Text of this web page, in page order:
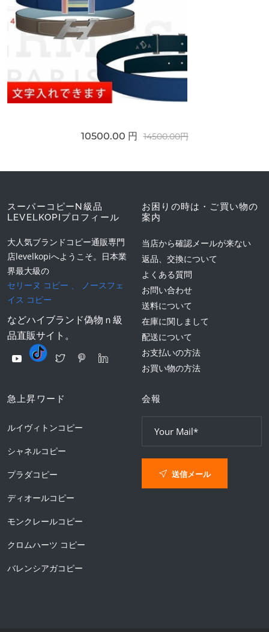
10500.00 円 14500.00円
スーパーコピーN級品
LEVELKOPIプロフィール
大人気ブランドコピー通販専門
店levelkopiへようこそ。日本業
界最大級の
セリーヌ コピー 、
ノースフェ
イス コピー
などハイブランド偽物ｎ級
品直販サイト。
お困りの時は・ご買い物の
案内
当店から確認メールが来ない
返品、交換について
よくある質問
お問い合わせ
送料について
在庫に関しまして
配送について
お支払いの方法
お買い物の方法
急上昇ワード
ルイヴィトンコピー
シャネルコピー
プラダコピー
ディオールコピー
モンクレールコピー
クロムハーツ コピー
バレンシアガコピー
会報
送信メール